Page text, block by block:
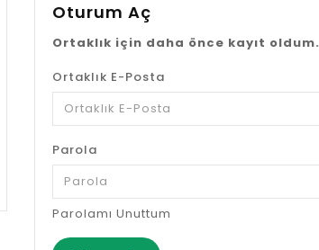
Oturum Aç
Ortaklık için daha önce kayıt oldum.
Ortaklık E-Posta
Parola
Parolamı Unuttum